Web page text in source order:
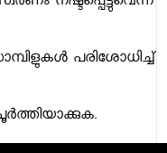
പരിശോധിച്ച്